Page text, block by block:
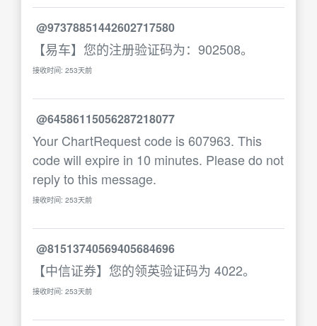
@97378851442602717580
【易车】您的注册验证码为：902508。
接收时间: 253天前
@64586115056287218077
Your ChartRequest code is 607963. This
code will expire in 10 minutes. Please do not
reply to this message.
接收时间: 253天前
@81513740569405684696
【中信证券】您的领英验证码为 4022。
接收时间: 253天前